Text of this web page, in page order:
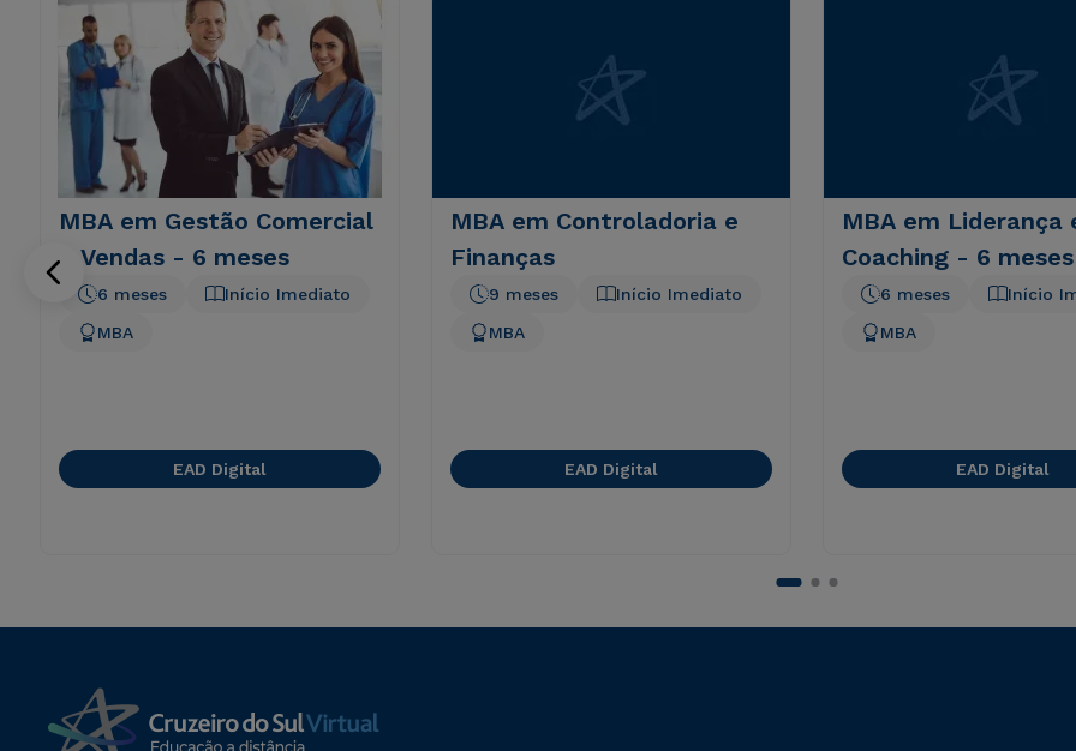
MBA em Gestão Comercial
e Vendas - 6 meses
Início Imediato
6 meses
MBA
EAD Digital
MBA em Controladoria e
Finanças
Início Imediato
9 meses
MBA
EAD Digital
MBA em Liderança
Coaching - 6 meses
Início
6 meses
MBA
EAD Digital